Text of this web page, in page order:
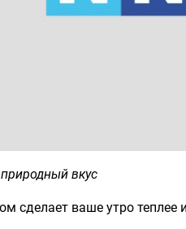
вкус
сделает ваше утро теплее